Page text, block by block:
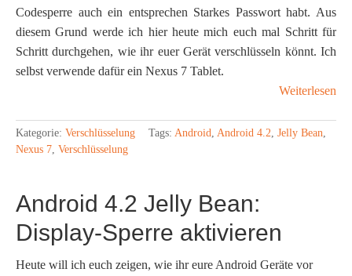
Codesperre auch ein entsprechen Starkes Passwort habt. Aus
diesem Grund werde ich hier heute mich euch mal Schritt für
Schritt durchgehen, wie ihr euer Gerät verschlüsseln könnt. Ich
selbst verwende dafür ein Nexus 7 Tablet.
Weiterlesen
Kategorie: Verschlüsselung Tags: Android, Android 4.2, Jelly Bean,
Nexus 7, Verschlüsselung
Android 4.2 Jelly Bean:
Display-Sperre aktivieren
Heute will ich euch zeigen, wie ihr eure Android Geräte vor